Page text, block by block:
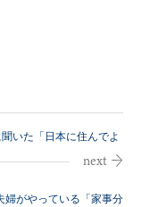
いた「日本に住んでよ
婦がやっている「家事分